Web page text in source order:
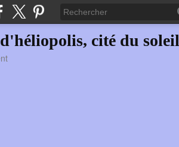
cité du soleil